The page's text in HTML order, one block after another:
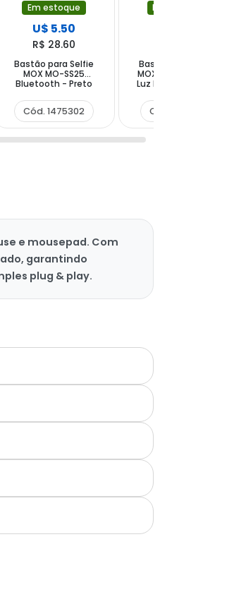
Em estoque
U$ 5.50
R$ 28.60
Bastão para Selfie
MOX MO-SS25
Bluetooth - Preto
Cód. 1475302
Em estoque
Bastão para Selfie
MOX MO-SS26 com
Luz Led Bluetooth -
Cód. 1474176
e mousepad. Com
garantindo
plug & play.